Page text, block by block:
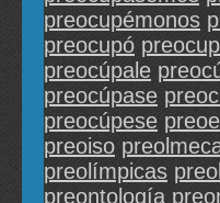
preocupémonos
preocupó
preocúpale
preocúpase
preocúpese preoe
preoiso
preolímpicas
preontología